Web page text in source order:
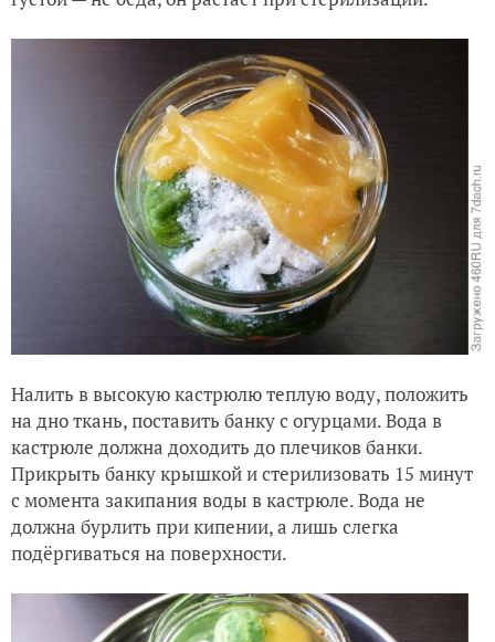
Налить в высокую кастрюлю теплую воду, положить
на дно ткань, поставить банку с огурцами. Вода в
кастрюле должна доходить до плечиков банки.
Прикрыть банку крышкой и стерилизовать 15 минут
с момента закипания воды в кастрюле. Вода не
должна бурлить при кипении, а лишь слегка
подёргиваться на поверхности.